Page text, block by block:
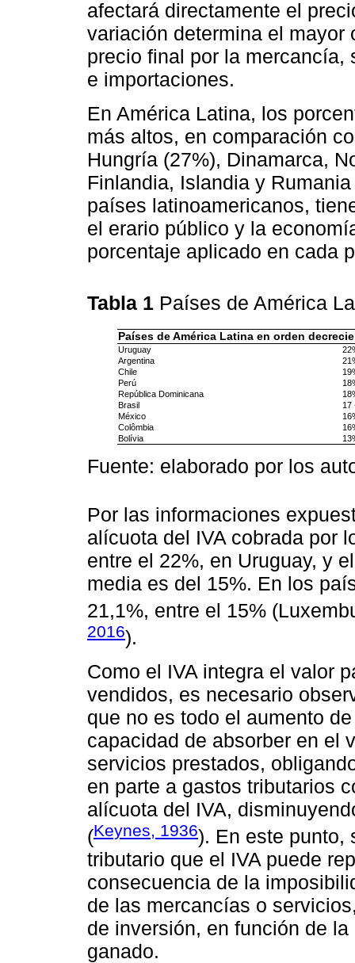
afectará directamente el
variación determina el mayor
precio final por la
e importaciones.
En América Latina, los
más altos, en comparación
Hungría (27%), Dinamarca,
Finlandia, Islandia y
países latinoamericanos,
el erario público y la
porcentaje aplicado en cada
Tabla 1 Países de América
Países de América Latina en orden
Uruguay
Argentina
Chile
Perú
República Dominicana
Brasil
17
México
Colômbia
Bolívia
Fuente: elaborado por los
Por las informaciones
alícuota del IVA cobrada por
entre el 22%, en Uruguay, y
media es del 15%. En los
21,1%, entre el 15%
2016).
Como el IVA integra el valor
vendidos, es necesario
que no es todo el aumento
capacidad de absorber en el
servicios prestados,
en parte a gastos tributarios
alícuota del IVA,
(Keynes, 1936). En este punto,
tributario que el IVA puede
consecuencia de la
de las mercancías o
de inversión, en función de
ganado.